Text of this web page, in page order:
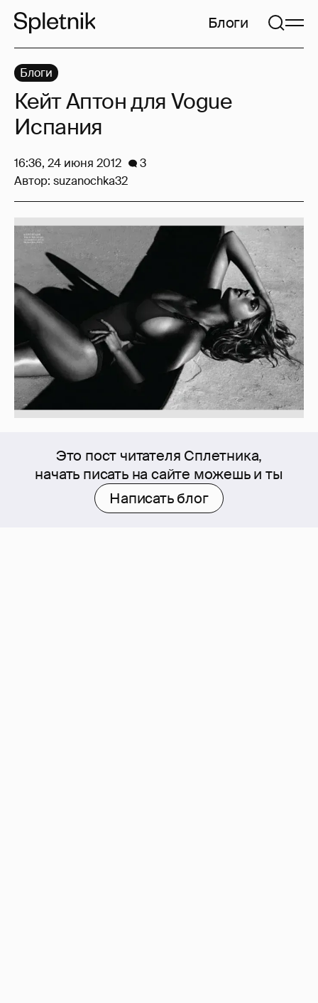
Блоги
Это пост читателя Сплетника,
начать писать на сайте можешь и ты
Написать блог
Блоги
Кейт Аптон для Vogue
Испания
16:36, 24 июня 2012
3
Автор: suzanochka32